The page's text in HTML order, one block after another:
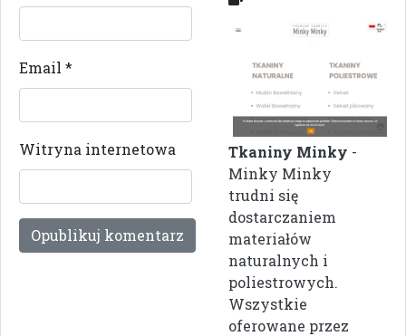
Email *
Witryna internetowa Tkaniny Minky -
Minky Minky
trudni się
dostarczaniem
materiałów
naturalnych i
poliestrowych.
Wszystkie
oferowane przez